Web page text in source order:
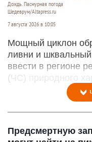
Дождь. Пасмурная погода
Шедеврум/Altapress.ru
7 августа 2026 в 10:05
Мощный циклон
ливни и шквальный
ввести в регионе
(ЧС) природного
Предсмертную